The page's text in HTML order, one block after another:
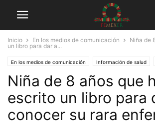
Inicio En los medios de comunicación
Niña de
un libro para dar a...
En los medios de comunicación Información de salud
Niña de 8 años que
escrito un libro para
conocer su rara